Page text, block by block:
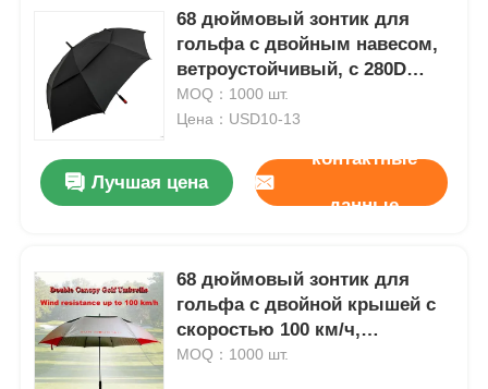
68 дюймовый зонтик для
гольфа с двойным навесом,
ветроустойчивый, с 280D
резкостойкой тканью.
MOQ：1000 шт.
Цена：USD10-13
Лучшая цена
контактные
данные
68 дюймовый зонтик для
гольфа с двойной крышей с
скоростью 100 км/ч,
ветроустойчивый и UV30+
MOQ：1000 шт.